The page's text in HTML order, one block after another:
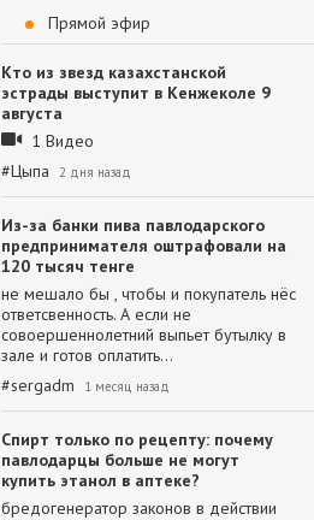
Прямой эфир
Кто из звезд казахстанской
эстрады выступит в Кенжеколе 9
августа
1 Видео
#Цыпа 2 дня назад
Из-за банки пива павлодарского
предпринимателя оштрафовали на
120 тысяч тенге
не мешало бы , чтобы и покупатель нёс
ответсвенность. А если не
совоершеннолетний выпьет бутылку в
зале и готов оплатить…
#sergadm 1 месяц назад
Спирт только по рецепту: почему
павлодарцы больше не могут
купить этанол в аптеке?
бредогенератор законов в действии